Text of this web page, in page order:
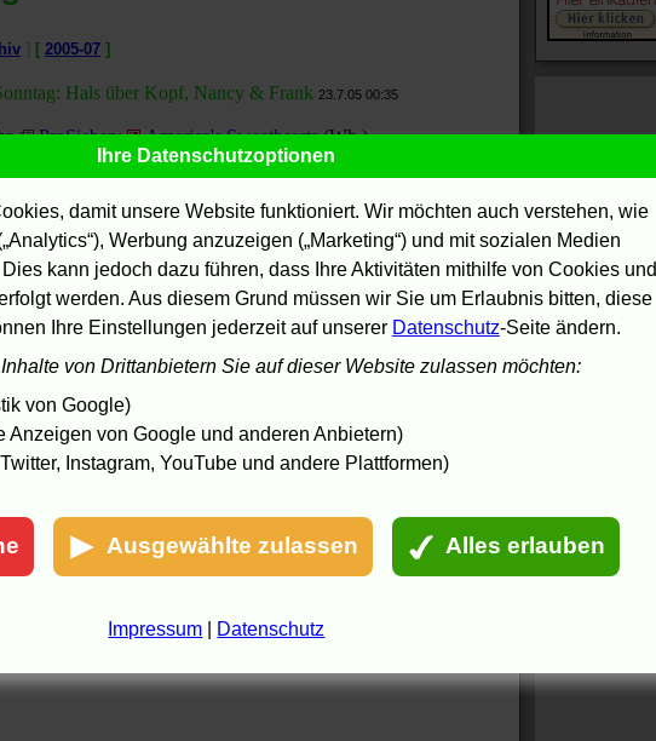
[ 2005-07 ]
Hals über Kopf, Nancy & Frank 23.7.05 00:35
ProSieben: America's Sweethearts(Wh.)
: B-52(Wh.)
VOX:
Hals über Kopf
ARD : Kulturweltspiegel (zu
Die Höhle des gelben
BFS:
Damen und Herren ab 65
SÜDWEST:
Monster's Ball
HESSEN
War Photographer
ARD:
Nancy & Frank
NDR: Eine Schwalbe macht den Sommer
TV Spielfilmund beim Standard.
Ihre Datenschutzoptionen
damit unsere Website funktioniert. Wir möchten auch verstehen, wie
Werbung anzuzeigen („Marketing“) und mit sozialen Medien
kann jedoch dazu führen, dass Ihre Aktivitäten mithilfe von Cookies und
werden. Aus diesem Grund müssen wir Sie um Erlaubnis bitten, diese
Ihre Einstellungen jederzeit auf unserer Datenschutz-Seite ändern.
von Drittanbietern Sie auf dieser Website zulassen möchten:
von Google)
Anzeigen von Google und anderen Anbietern)
Instagram, YouTube und andere Plattformen)
Ausgewählte zulassen Alles erlauben
Impressum Datenschutz